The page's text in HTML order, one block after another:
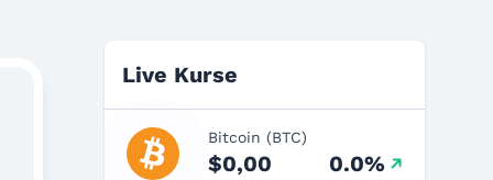
Live Kurse
Bitcoin (BTC)
$0,00 0.0%